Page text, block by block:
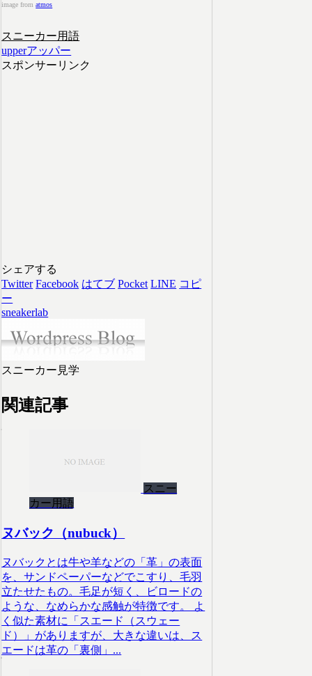
image fromatmos
スニーカー用語
upperアッパー
スポンサーリンク
シェアする
Twitter Facebook はてブ Pocket LINE コピ
ー
sneakerlab
スニーカー見学
関連記事
スニー
カー用語
ヌバック（nubuck）
ヌバックとは牛や羊などの「革」の表面
を、サンドペーパーなどでこすり、毛羽
立たせたもの。毛足が短く、ビロードの
ような、なめらかな感触が特徴です。 よ
く似た素材に「スエード（スウェー
ド）」がありますが、大きな違いは、ス
エードは革の「裏側」...